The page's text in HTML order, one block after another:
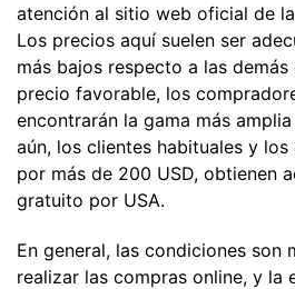
atención al sitio web oficial de
Los precios aquí suelen ser
más bajos respecto a las
precio favorable, los
encontrarán la gama más
aún, los clientes habituales y
por más de 200 USD, obtienen
gratuito por USA.
En general, las condiciones son
realizar las compras online, y la